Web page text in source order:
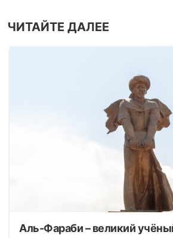
ЧИТАЙТЕ ДАЛЕЕ
Аль-Фараби – великий